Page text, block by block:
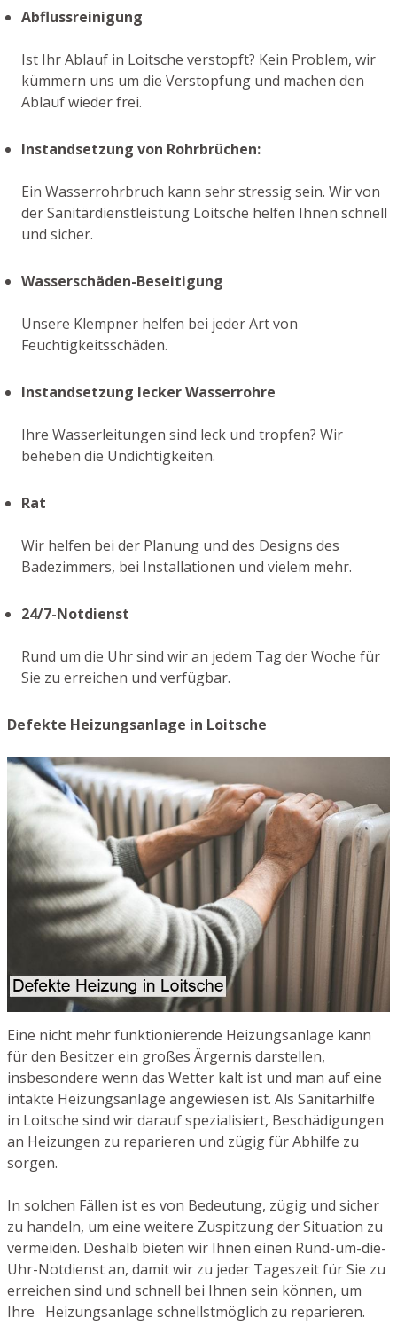
Abflussreinigung
Ist Ihr Ablauf in Loitsche verstopft? Kein Problem, wir
kümmern uns um die Verstopfung und machen den
Ablauf wieder frei.
Instandsetzung von Rohrbrüchen:
Ein Wasserrohrbruch kann sehr stressig sein. Wir von
der Sanitärdienstleistung Loitsche helfen Ihnen schnell
und sicher.
Wasserschäden-Beseitigung
Unsere Klempner helfen bei jeder Art von
Feuchtigkeitsschäden.
Instandsetzung lecker Wasserrohre
Ihre Wasserleitungen sind leck und tropfen? Wir
beheben die Undichtigkeiten.
Rat
Wir helfen bei der Planung und des Designs des
Badezimmers, bei Installationen und vielem mehr.
24/7-Notdienst
Rund um die Uhr sind wir an jedem Tag der Woche für
Sie zu erreichen und verfügbar.
Defekte Heizungsanlage in Loitsche
Eine nicht mehr funktionierende Heizungsanlage kann
für den Besitzer ein großes Ärgernis darstellen,
insbesondere wenn das Wetter kalt ist und man auf eine
intakte Heizungsanlage angewiesen ist. Als Sanitärhilfe
in Loitsche sind wir darauf spezialisiert, Beschädigungen
an Heizungen zu reparieren und zügig für Abhilfe zu
sorgen.
In solchen Fällen ist es von Bedeutung, zügig und sicher
zu handeln, um eine weitere Zuspitzung der Situation zu
vermeiden. Deshalb bieten wir Ihnen einen Rund-um-die-
Uhr-Notdienst an, damit wir zu jeder Tageszeit für Sie zu
erreichen sind und schnell bei Ihnen sein können, um
Ihre Heizungsanlage schnellstmöglich zu reparieren.